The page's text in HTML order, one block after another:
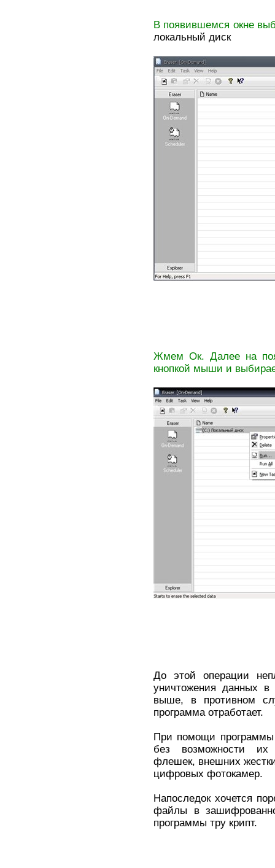
В появившемся окне
локальный диск
Жмем Ок. Далее на
кнопкой мыши и
До этой операции
уничтожения данных в
выше, в противном
программа отработает.
При помощи
без возможности их
флешек, внешних
цифровых фотокамер.
Напоследок хочется
файлы в
программы тру крипт.